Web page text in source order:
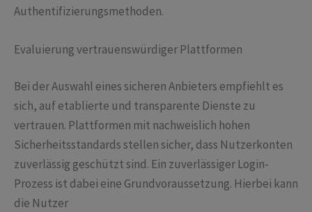
Authentifizierungsmethoden.
Evaluierung vertrauenswürdiger Plattformen
Bei der Auswahl eines sicheren Anbieters empfiehlt es
sich, auf etablierte und transparente Dienste zu
vertrauen. Plattformen mit nachweislich hohen
Sicherheitsstandards stellen sicher, dass Nutzerkonten
zuverlässig geschützt sind. Ein zuverlässiger Login-
Prozess ist dabei eine Grundvoraussetzung. Hierbei kann
die Nutzer